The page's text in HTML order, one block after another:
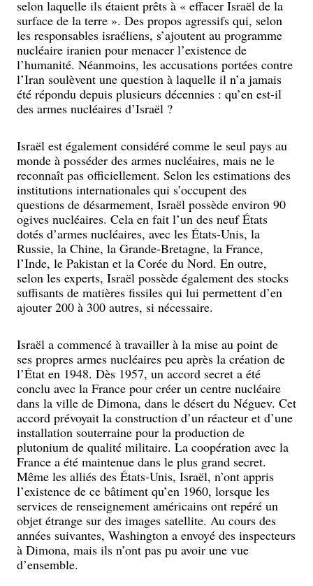
selon laquelle ils étaient prêts à « effacer Israël de la
surface de la terre ». Des propos agressifs qui, selon
les responsables israéliens, s’ajoutent au programme
nucléaire iranien pour menacer l’existence de
l’humanité. Néanmoins, les accusations portées contre
l’Iran soulèvent une question à laquelle il n’a jamais
été répondu depuis plusieurs décennies : qu’en est-il
des armes nucléaires d’Israël ?
Israël est également considéré comme le seul pays au
monde à posséder des armes nucléaires, mais ne le
reconnaît pas officiellement. Selon les estimations des
institutions internationales qui s’occupent des
questions de désarmement, Israël possède environ 90
ogives nucléaires. Cela en fait l’un des neuf États
dotés d’armes nucléaires, avec les États-Unis, la
Russie, la Chine, la Grande-Bretagne, la France,
l’Inde, le Pakistan et la Corée du Nord. En outre,
selon les experts, Israël possède également des stocks
suffisants de matières fissiles qui lui permettent d’en
ajouter 200 à 300 autres, si nécessaire.
Israël a commencé à travailler à la mise au point de
ses propres armes nucléaires peu après la création de
l’État en 1948. Dès 1957, un accord secret a été
conclu avec la France pour créer un centre nucléaire
dans la ville de Dimona, dans le désert du Néguev. Cet
accord prévoyait la construction d’un réacteur et d’une
installation souterraine pour la production de
plutonium de qualité militaire. La coopération avec la
France a été maintenue dans le plus grand secret.
Même les alliés des États-Unis, Israël, n’ont appris
l’existence de ce bâtiment qu’en 1960, lorsque les
services de renseignement américains ont repéré un
objet étrange sur des images satellite. Au cours des
années suivantes, Washington a envoyé des inspecteurs
à Dimona, mais ils n’ont pas pu avoir une vue
d’ensemble.